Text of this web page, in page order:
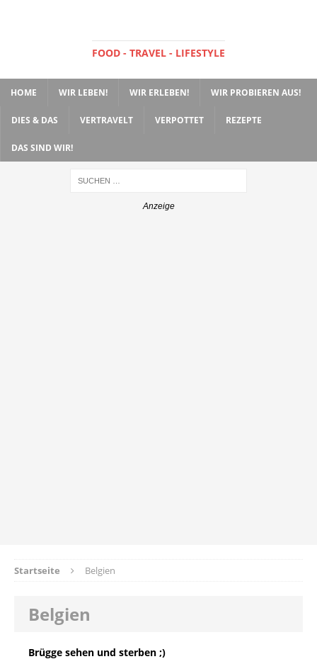
FOOD - TRAVEL - LIFESTYLE
HOME WIR LEBEN! WIR ERLEBEN! WIR PROBIEREN AUS!
DIES & DAS VERTRAVELT VERPOTTET REZEPTE
DAS SIND WIR!
Startseite Belgien
Belgien
Brügge sehen und sterben ;)